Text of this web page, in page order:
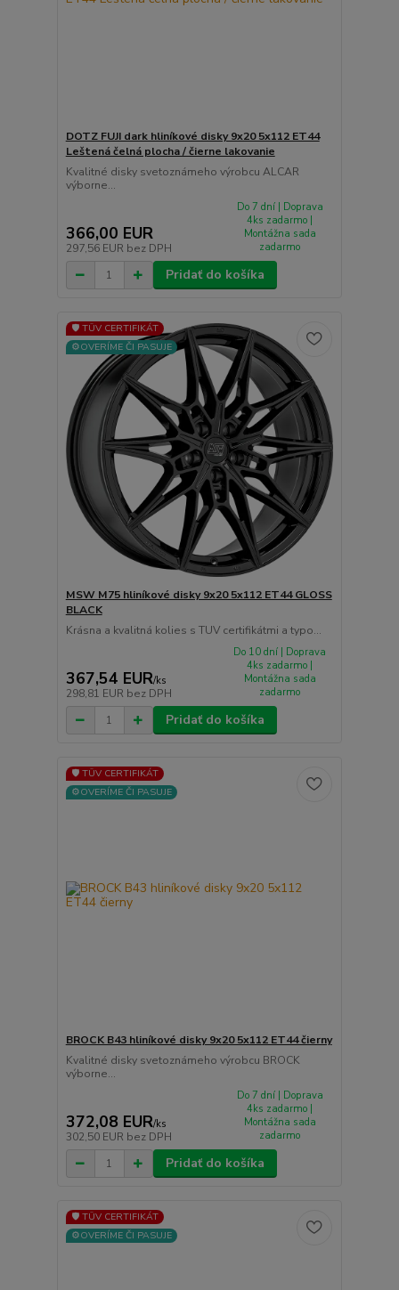
DOTZ FUJI dark hliníkové disky 9x20 5x112 ET44
Leštená čelná plocha / čierne lakovanie
Kvalitné disky svetoznámeho výrobcu ALCAR
výborne...
366,00 EUR
297,56 EUR bez DPH
Do 7 dní | Doprava
4ks zadarmo |
Montážna sada
zadarmo
Pridať do košíka
🛡️ TÜV CERTIFIKÁT
⚙️OVERÍME ČI PASUJE
MSW M75 hliníkové disky 9x20 5x112 ET44 GLOSS
BLACK
Krásna a kvalitná kolies s TUV certifikátmi a typo...
367,54 EUR/ks
298,81 EUR bez DPH
Do 10 dní | Doprava
4ks zadarmo |
Montážna sada
zadarmo
Pridať do košíka
🛡️ TÜV CERTIFIKÁT
⚙️OVERÍME ČI PASUJE
BROCK B43 hliníkové disky 9x20 5x112 ET44 čierny
Kvalitné disky svetoznámeho výrobcu BROCK
výborne...
372,08 EUR/ks
302,50 EUR bez DPH
Do 7 dní | Doprava
4ks zadarmo |
Montážna sada
zadarmo
Pridať do košíka
🛡️ TÜV CERTIFIKÁT
⚙️OVERÍME ČI PASUJE